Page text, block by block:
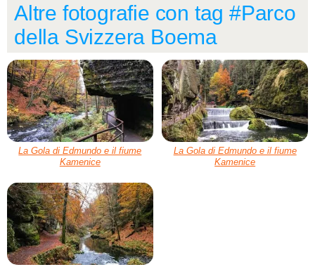
Altre fotografie con tag #Parco
della Svizzera Boema
La Gola di Edmundo e il fiume
Kamenice
La Gola di Edmundo e il fiume
Kamenice